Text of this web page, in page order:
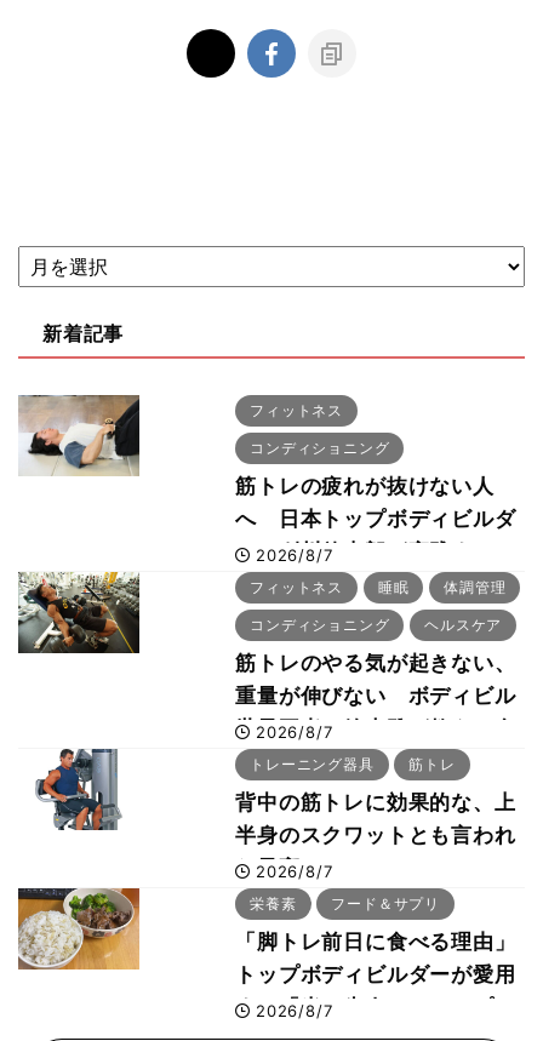
新着記事
フィットネス
コンディショニング
筋トレの疲れが抜けない人
へ 日本トップボディビルダ
ー・刈川啓志郎が実践する
「回復習慣」
2026/8/7
フィットネス 睡眠 体調管理
コンディショニング ヘルスケア
筋トレのやる気が起きない、
重量が伸びない ボディビル
世界王者・鈴木雅が教える食
事・睡眠・呼吸の整え方
2026/8/7
トレーニング器具 筋トレ
背中の筋トレに効果的な、上
半身のスクワットとも言われ
た最高マシン“ノーチラス・
プルオーバーマシン”とは？
2026/8/7
栄養素 フード＆サプリ
「脚トレ前日に食べる理由」
トップボディビルダーが愛用
する「米＋牛肉」のシンプル
2026/8/7